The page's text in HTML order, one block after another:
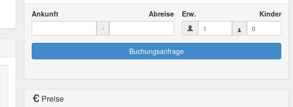
Ankunft Abreise
-
Erw. Kinder
Buchungsanfrage
Preise